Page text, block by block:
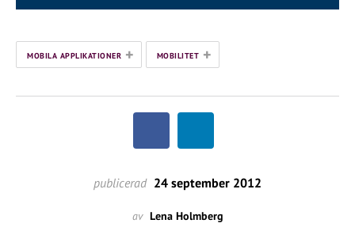
MOBILA APPLIKATIONER + MOBILITET +
publicerad 24 september 2012
av Lena Holmberg